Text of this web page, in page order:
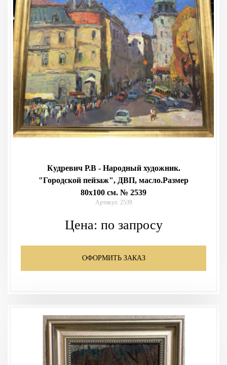
Кудревич Р.В - Народный художник.
"Городской пейзаж", ДВП, масло.Размер
80х100 см. № 2539
Артикул: 2539
Цена: по запросу
ОФОРМИТЬ ЗАКАЗ